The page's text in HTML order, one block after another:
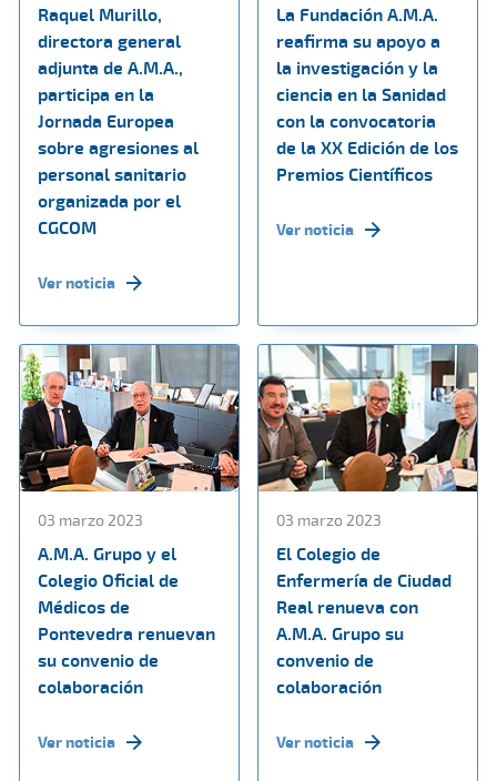
Raquel Murillo,
directora general
adjunta de A.M.A.,
participa en la
Jornada Europea
sobre agresiones al
personal sanitario
organizada por el
CGCOM
Ver noticia
La Fundación A.M.A.
reafirma su apoyo a
la investigación y la
ciencia en la Sanidad
con la convocatoria
de la XX Edición de los
Premios Científicos
Ver noticia
03 marzo 2023
A.M.A. Grupo y el
Colegio Oficial de
Médicos de
Pontevedra renuevan
su convenio de
colaboración
Ver noticia
03 marzo 2023
El Colegio de
Enfermería de Ciudad
Real renueva con
A.M.A. Grupo su
convenio de
colaboración
Ver noticia